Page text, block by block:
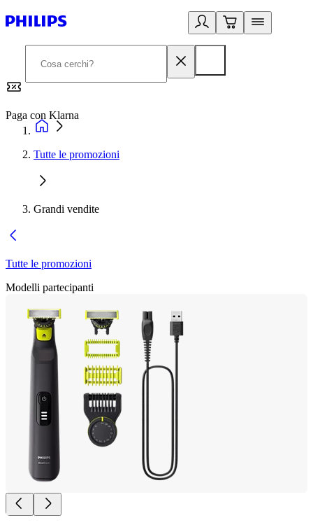
Paga con Klarna
Tutte le promozioni
Grandi vendite
Tutte le promozioni
Modelli partecipanti